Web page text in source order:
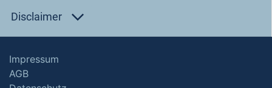
Disclaimer
Impressum
AGB